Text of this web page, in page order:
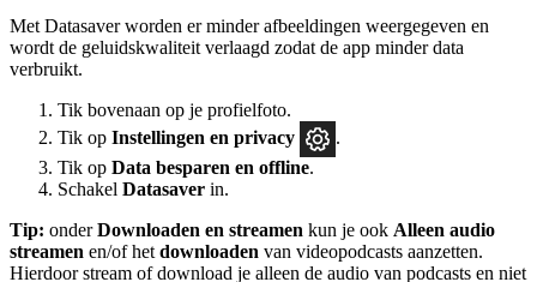
Met Datasaver worden er minder afbeeldingen weergegeven en
wordt de geluidskwaliteit verlaagd zodat de app minder data
verbruikt.
Tik bovenaan op je profielfoto.
Tik op Instellingen en privacy
.
Tik op Data besparen en offline.
Schakel Datasaver in.
Tip: onderDownloaden en streamen kun je ook Alleen audio
streamen en/of het downloaden van videopodcasts aanzetten.
Hierdoor stream of download je alleen de audio van podcasts en niet